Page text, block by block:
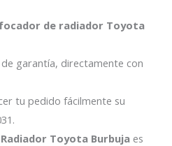
de radiador Toyota
garantía, directamente con
tu pedido fácilmente su
Toyota Burbuja es